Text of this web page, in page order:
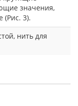
значения,
(Рис. 3).
нить для